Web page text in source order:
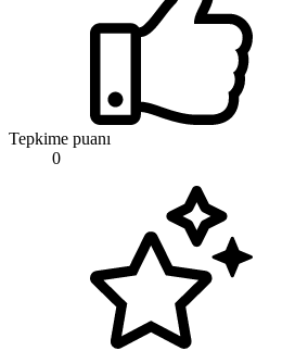
Tepkime puanı
0